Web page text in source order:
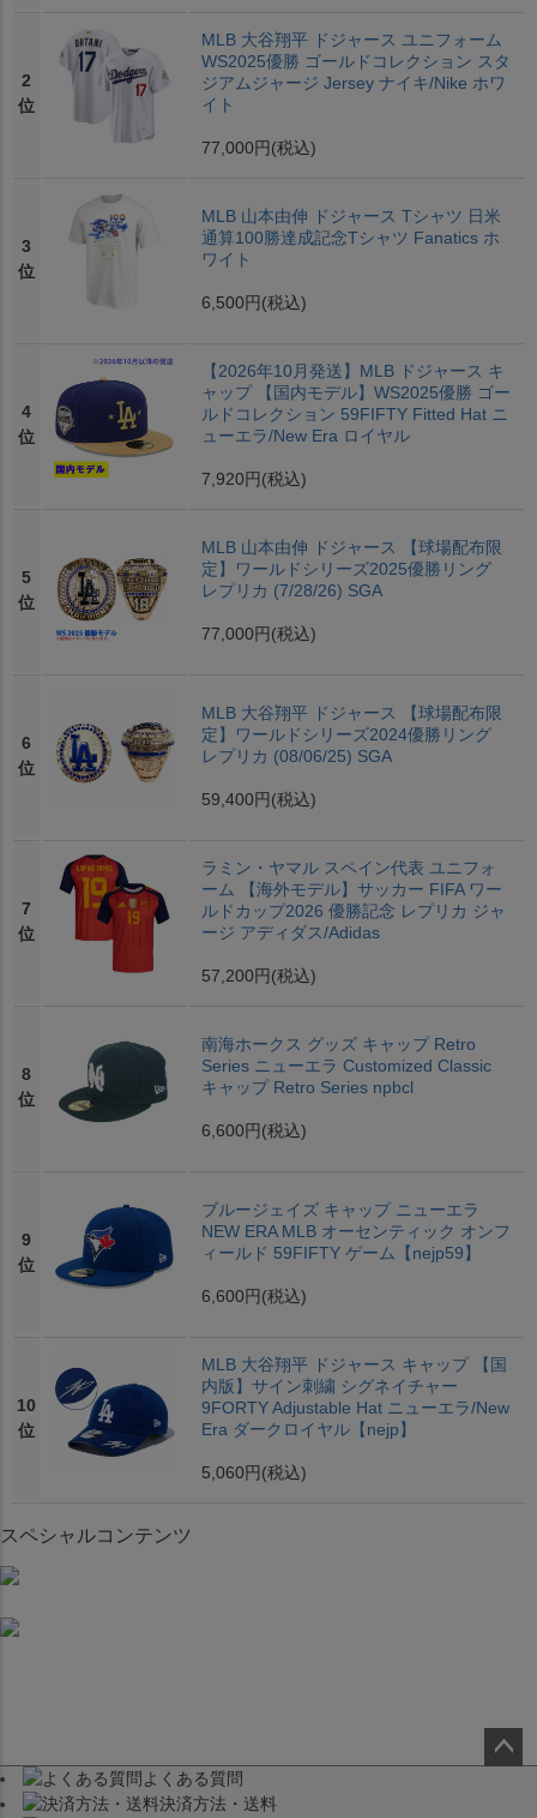
2
位
MLB 大谷翔平 ドジャース ユニフォーム
WS2025優勝 ゴールドコレクション スタ
ジアムジャージ Jersey ナイキ/Nike ホワ
イト
77,000円 (税込)
3
位
MLB 山本由伸 ドジャース Tシャツ 日米
通算100勝達成記念Tシャツ Fanatics ホ
ワイト
6,500円 (税込)
4
位
【2026年10月発送】MLB ドジャース キ
ャップ 【国内モデル】WS2025優勝 ゴー
ルドコレクション 59FIFTY Fitted Hat ニ
ューエラ/New Era ロイヤル
7,920円 (税込)
5
位
MLB 山本由伸 ドジャース 【球場配布限
定】ワールドシリーズ2025優勝リング
レプリカ (7/28/26) SGA
77,000円 (税込)
6
位
MLB 大谷翔平 ドジャース 【球場配布限
定】ワールドシリーズ2024優勝リング
レプリカ (08/06/25) SGA
59,400円 (税込)
7
位
ラミン・ヤマル スペイン代表 ユニフォ
ーム 【海外モデル】サッカー FIFA ワー
ルドカップ2026 優勝記念 レプリカ ジャ
ージ アディダス/Adidas
57,200円 (税込)
8
位
南海ホークス グッズ キャップ Retro
Series ニューエラ Customized Classic
キャップ Retro Series npbcl
6,600円 (税込)
9
位
ブルージェイズ キャップ ニューエラ
NEW ERA MLB オーセンティック オンフ
ィールド 59FIFTY ゲーム【nejp59】
6,600円 (税込)
10
位
MLB 大谷翔平 ドジャース キャップ 【国
内版】サイン刺繍 シグネイチャー
9FORTY Adjustable Hat ニューエラ/New
Era ダークロイヤル【nejp】
5,060円 (税込)
スペシャルコンテンツ
よくある質問
決済方法・送料